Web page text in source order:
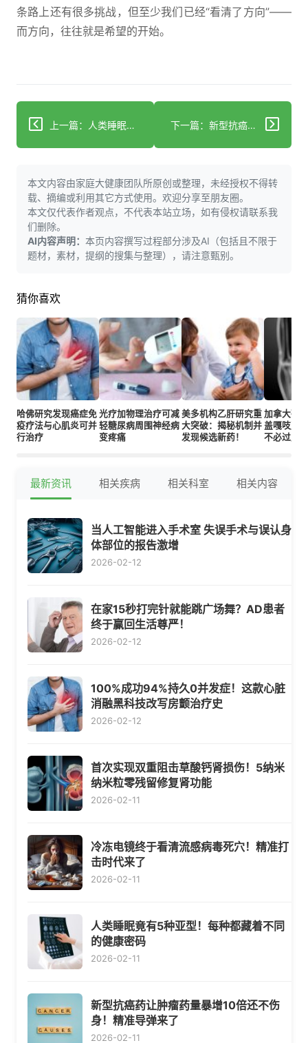
条路上还有很多挑战，但至少我们已经“看清了方向”——
而方向，往往就是希望的开始。
上一篇：人类睡眠竟有5种亚型！每种都藏着不同的健康密码 下一篇：新型抗癌药让肿瘤药量暴增10倍还不伤身！精准导弹来了
本文内容由家庭大健康团队所原创或整理，未经授权不得转
载、摘编或利用其它方式使用。欢迎分享至朋友圈。
本文仅代表作者观点，不代表本站立场，如有侵权请联系我
们删除。
AI内容声明： 本页内容撰写过程部分涉及AI（包括且不限于
题材，素材，提纲的搜集与整理），请注意甄别。
猜你喜欢
哈佛研究发现癌症免
疫疗法与心肌炎可并
行治疗
光疗加物理治疗可减
轻糖尿病周围神经病
变疼痛
美多机构乙肝研究重
大突破：揭秘机制并
发现候选新药！
加拿大研
盖嘎吱声
不必过度
最新资讯 相关疾病 相关科室 相关内容
当人工智能进入手术室 失误手术与误认身
体部位的报告激增
2026-02-12
在家15秒打完针就能跳广场舞？AD患者
终于赢回生活尊严！
2026-02-12
100%成功94%持久0并发症！这款心脏
消融黑科技改写房颤治疗史
2026-02-12
首次实现双重阻击草酸钙肾损伤！5纳米
纳米粒零残留修复肾功能
2026-02-11
冷冻电镜终于看清流感病毒死穴！精准打
击时代来了
2026-02-11
人类睡眠竟有5种亚型！每种都藏着不同
的健康密码
2026-02-11
新型抗癌药让肿瘤药量暴增10倍还不伤
身！精准导弹来了
2026-02-11